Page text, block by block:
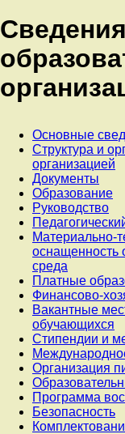
от
немецко-
Старшая
группа
Posted on14.02.2025
Updated on24.02.2025
Admin
Категории:Новости,
Родителям
Основные
Структура и
организацией
Документы
Образование
Руководство
Материально-
оснащенность
среда
Платные
Финансово-
Вакантные
обучающихся
Стипендии и
Организация
Программа
Безопасность